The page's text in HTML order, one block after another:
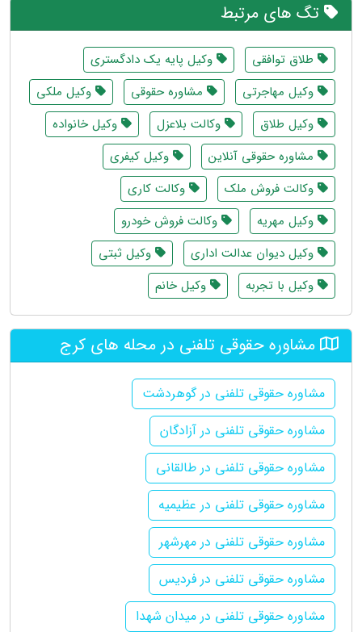
تگ های مرتبط
طلاق توافقی
وکیل پایه یک دادگستری
وکیل مهاجرتی
مشاوره حقوقی
وکیل ملکی
وکیل طلاق
وکالت بلاعزل
وکیل خانواده
مشاوره حقوقی آنلاین
وکیل کیفری
وکالت فروش ملک
وکالت کاری
وکیل مهریه
وکالت فروش خودرو
وکیل دیوان عدالت اداری
وکیل ثبتی
وکیل با تجربه
وکیل خانم
مشاوره حقوقی تلفنی در محله های کرج
مشاوره حقوقی تلفنی در گوهردشت
مشاوره حقوقی تلفنی در آزادگان
مشاوره حقوقی تلفنی در طالقانی
مشاوره حقوقی تلفنی در عظیمیه
مشاوره حقوقی تلفنی در مهرشهر
مشاوره حقوقی تلفنی در فردیس
مشاوره حقوقی تلفنی در میدان شهدا